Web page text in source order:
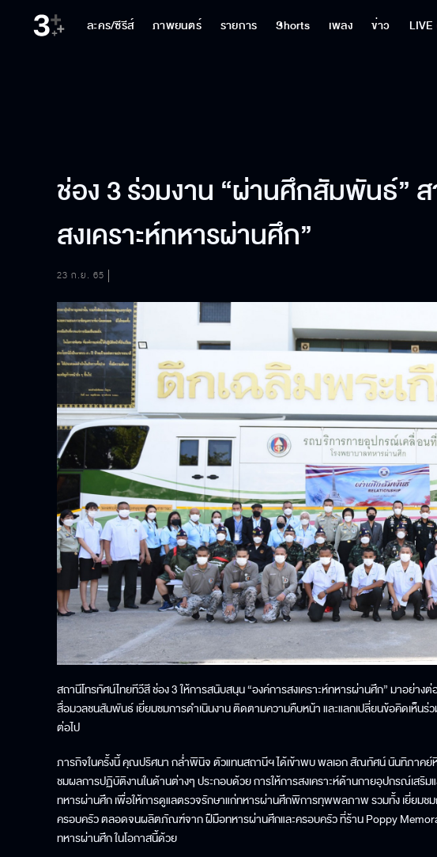
ละคร/ซีรีส์ ภาพยนตร์ รายการ Shorts เพลง ข่าว LIVE
ช่อง 3 ร่วมงาน “ผ่านศึกสัมพันธ์”
สงเคราะห์ทหารผ่านศึก”
23 ก.ย. 65
สถานีโทรทัศน์ไทยทีวีสี ช่อง 3 ให้การสนับสนุน “องค์การสงเคราะห์ทหารผ่านศึก” มาอย่า
สื่อมวลชนสัมพันธ์ เยี่ยมชมการดำเนินงาน ติดตามความคืบหน้า และแลกเปลี่ยนข้อคิดเห็น
ต่อไป
ภารกิจในครั้งนี้ คุณปริศนา กล่ำพินิจ ตัวแทนสถานีฯ ได้เข้าพบ พลเอก สัณทัศน์ นันทิภาคย์
ชมผลการปฏิบัติงานในด้านต่างๆ ประกอบด้วย การให้การสงเคราะห์ด้านกายอุปกรณ์เสริ
ทหารผ่านศึก เพื่อให้การดูแลตรวจรักษาแก่ทหารผ่านศึกพิการทุพพลภาพ รวมทั้ง เยี่ยมช
ครอบครัว ตลอดจนผลิตภัณฑ์จาก ฝืมือทหารผ่านศึกและครอบครัว ที่ร้าน Poppy
ทหารผ่านศึก ในโอกาสนี้ด้วย